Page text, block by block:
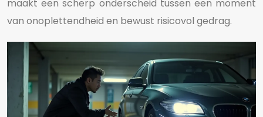
maakt een scherp onderscheid tussen een moment
van onoplettendheid en bewust risicovol gedrag.